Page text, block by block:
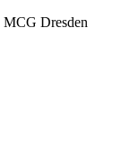
MCG Dresden